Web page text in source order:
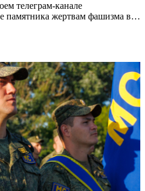
телеграм-канале
памятника жертвам фашизма в